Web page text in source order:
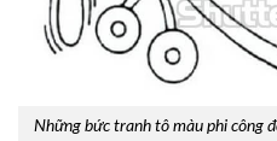
Những bức tranh tô màu phi công